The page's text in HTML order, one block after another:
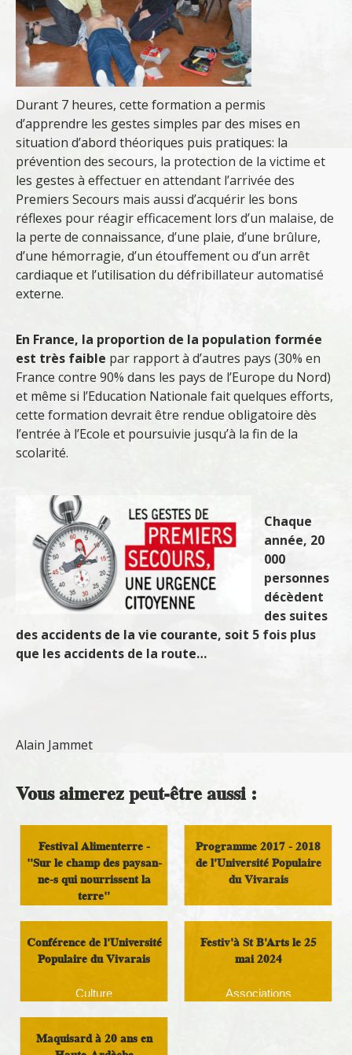
Durant 7 heures, cette formation a permis
d’apprendre les gestes simples par des mises en
situation d’abord théoriques puis pratiques: la
prévention des secours, la protection de la victime et
les gestes à effectuer en attendant l’arrivée des
Premiers Secours mais aussi d’acquérir les bons
réflexes pour réagir efficacement lors d’un malaise, de
la perte de connaissance, d’une plaie, d’une brûlure,
d’une hémorragie, d’un étouffement ou d’un arrêt
cardiaque et l’utilisation du défribillateur automatisé
externe.
En France, la proportion de la population formée
est très faible par rapport à d’autres pays (30% en
France contre 90% dans les pays de l’Europe du Nord)
et même si l’Education Nationale fait quelques efforts,
cette formation devrait être rendue obligatoire dès
l’entrée à l’Ecole et poursuivie jusqu’à la fin de la
scolarité.
Chaque
année, 20
000
personnes
décèdent
des suites
des accidents de la vie courante, soit 5 fois plus
que les accidents de la route…
Alain Jammet
Vous aimerez peut-être aussi :
Festival Alimenterre -
"Sur le champ des paysan-
ne-s qui nourrissent la
terre"
Programme 2017 - 2018
de l'Université Populaire
du Vivarais
Conférence de l'Université
Populaire du Vivarais
Culture
Festiv'à St B'Arts le 25
mai 2024
Associations
Maquisard à 20 ans en